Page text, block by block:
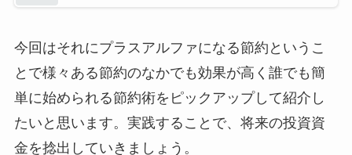
今回はそれにプラスアルファになる節約というこ
とで様々ある節約のなかでも効果が高く誰でも簡
単に始められる節約術をピックアップして紹介し
たいと思います。実践することで、将来の投資資
金を捻出していきましょう。